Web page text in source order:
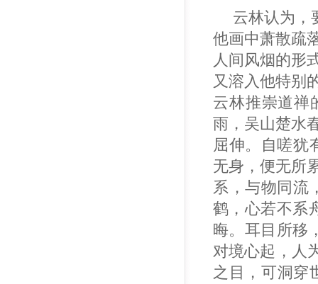
云林认为，
他画中萧散疏
人间风烟的形
又溶入他特别
云林推崇道禅
雨，吴山楚水
屈伸。自嗟犹
无身，便无所
系，与物同流
鹤，心若不系
晦。耳目所移
对境心起，人
之目，可洞穿